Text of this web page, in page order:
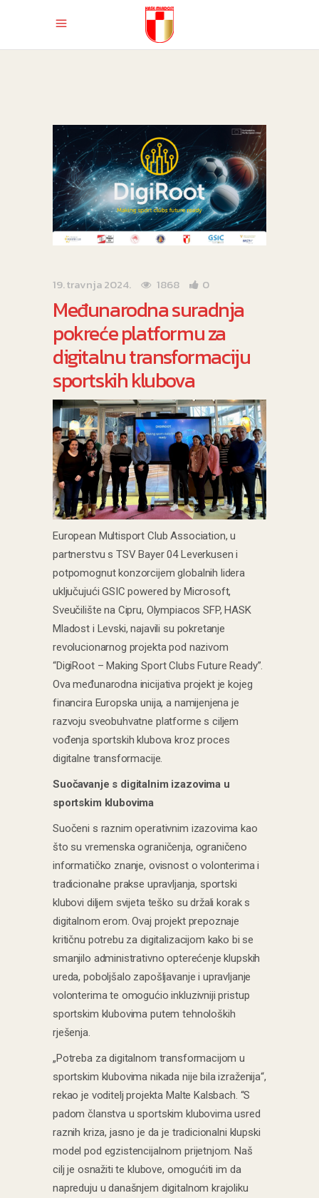
19. travnja 2024. 1868 0
Međunarodna suradnja
pokreće platformu za
digitalnu transformaciju
sportskih klubova
European Multisport Club Association, u
partnerstvu s TSV Bayer 04 Leverkusen i
potpomognut konzorcijem globalnih lidera
uključujući GSIC powered by Microsoft,
Sveučilište na Cipru, Olympiacos SFP, HASK
Mladost i Levski, najavili su pokretanje
revolucionarnog projekta pod nazivom
“DigiRoot – Making Sport Clubs Future Ready”.
Ova međunarodna inicijativa projekt je kojeg
financira Europska unija, a namijenjena je
razvoju sveobuhvatne platforme s ciljem
vođenja sportskih klubova kroz proces
digitalne transformacije.
Suočavanje s digitalnim izazovima u
sportskim klubovima
Suočeni s raznim operativnim izazovima kao
što su vremenska ograničenja, ograničeno
informatičko znanje, ovisnost o volonterima i
tradicionalne prakse upravljanja, sportski
klubovi diljem svijeta teško su držali korak s
digitalnom erom. Ovaj projekt prepoznaje
kritičnu potrebu za digitalizacijom kako bi se
smanjilo administrativno opterećenje klupskih
ureda, poboljšalo zapošljavanje i upravljanje
volonterima te omogućio inkluzivniji pristup
sportskim klubovima putem tehnoloških
rješenja.
„Potreba za digitalnom transformacijom u
sportskim klubovima nikada nije bila izraženija“,
rekao je voditelj projekta Malte Kalsbach. “S
padom članstva u sportskim klubovima usred
raznih kriza, jasno je da je tradicionalni klupski
model pod egzistencijalnom prijetnjom. Naš
cilj je osnažiti te klubove, omogućiti im da
napreduju u današnjem digitalnom krajoliku